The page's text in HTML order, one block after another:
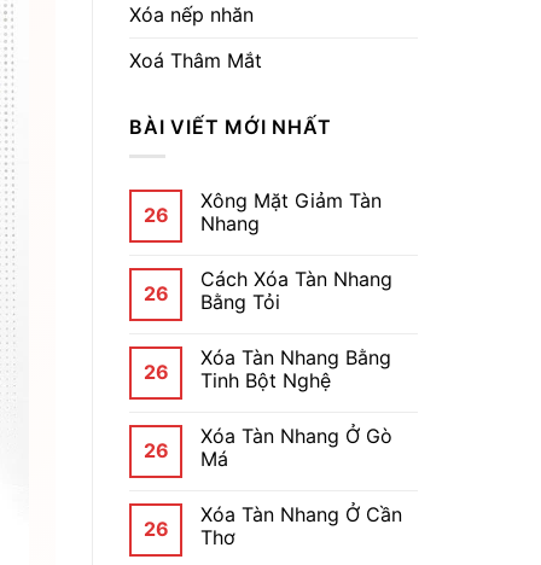
Xóa nếp nhăn
Xoá Thâm Mắt
BÀI VIẾT MỚI NHẤT
26
Xông Mặt Giảm Tàn
Nhang
26
Cách Xóa Tàn Nhang
Bằng Tỏi
26
Xóa Tàn Nhang Bằng
Tinh Bột Nghệ
26
Xóa Tàn Nhang Ở Gò
Má
26
Xóa Tàn Nhang Ở Cần
Thơ